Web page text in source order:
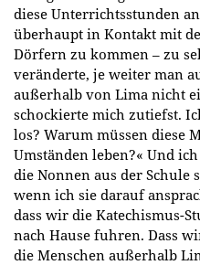
diese Unterrichtsstunden
überhaupt in Kontakt mit
Dörfern zu kommen – zu
veränderte, je weiter man
außerhalb von Lima nicht
schockierte mich zutiefst.
los? Warum müssen diese
Umständen leben?« Und
die Nonnen aus der
wenn ich sie darauf
dass wir die Katechismus-
nach Hause fuhren. Dass
die Menschen außerhalb